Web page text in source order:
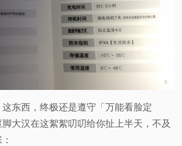
东西，终极还是遵守「万能看脸定
大汉在这絮絮叨叨给你扯上半天，不及